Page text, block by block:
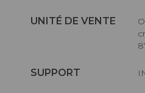
UNITÉ DE VENTE
OEuvre complète 174
SUPPORT